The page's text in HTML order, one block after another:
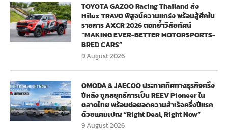
TOYOTA GAZOO Racing Thailand ส่ง
Hilux TRAVO พิสูจน์ความแกร่ง พร้อมสู้ศึกใน
รายการ AXCR 2026 ตอกย้ำวิสัยทัศน์
“MAKING EVER-BETTER MOTORSPORTS-
BRED CARS”
9 August 2026
OMODA & JAECOO ประกาศทิศทางธุรกิจครึ่ง
ปีหลัง ชูกลยุทธ์การเป็น REEV Pioneer ใน
ตลาดไทย พร้อมต่อยอดความสำเร็จครึ่งปีแรก
ด้วยแคมเปญ “Right Deal, Right Now”
9 August 2026